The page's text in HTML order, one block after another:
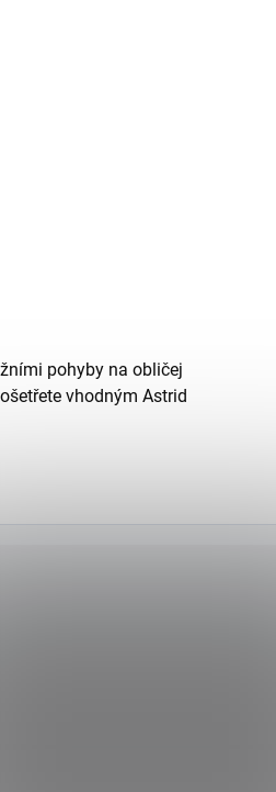
pohyby na obličej
vhodným Astrid